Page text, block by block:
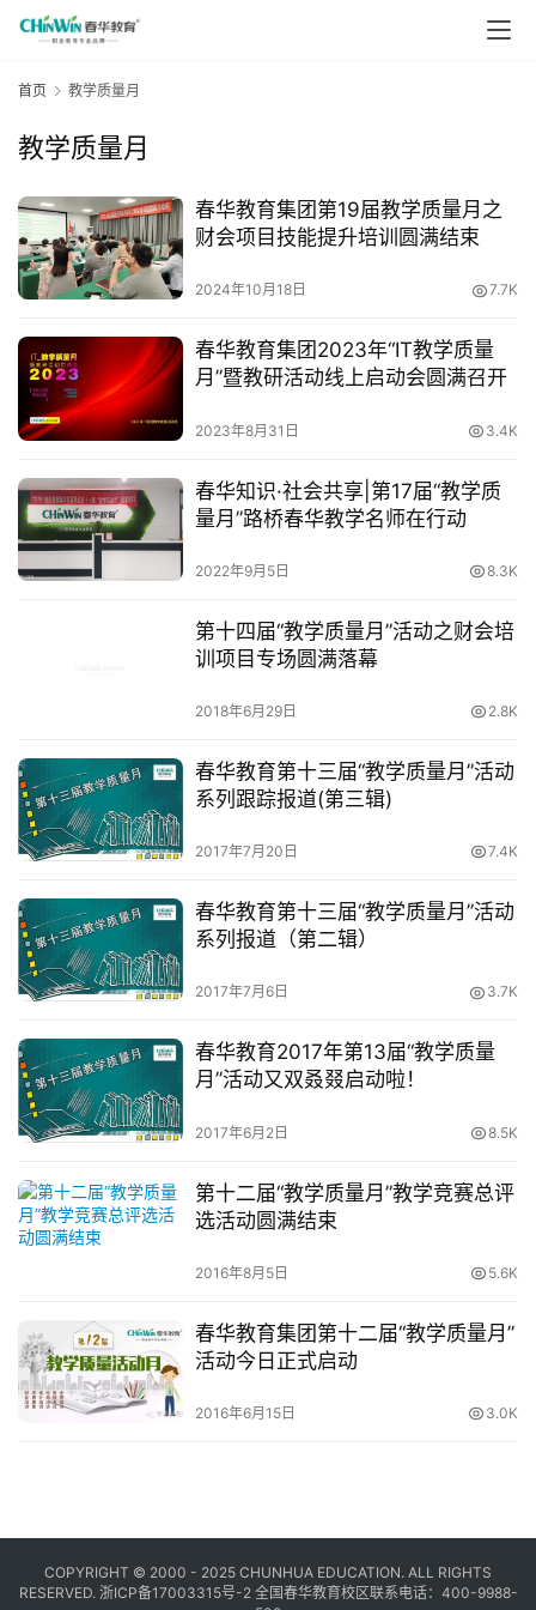
首页 教学质量月
教学质量月
春华教育集团第19届教学质量月之
财会项目技能提升培训圆满结束
2024年10月18日 7.7K
春华教育集团2023年“IT教学质量
月”暨教研活动线上启动会圆满召开
2023年8月31日 3.4K
春华知识·社会共享|第17届“教学质
量月”路桥春华教学名师在行动
2022年9月5日 8.3K
第十四届“教学质量月”活动之财会培
训项目专场圆满落幕
2018年6月29日 2.8K
春华教育第十三届“教学质量月”活动
系列跟踪报道(第三辑)
2017年7月20日 7.4K
春华教育第十三届“教学质量月”活动
系列报道（第二辑）
2017年7月6日 3.7K
春华教育2017年第13届“教学质量
月”活动又双叒叕启动啦！
2017年6月2日 8.5K
第十二届“教学质量月”教学竞赛总评
选活动圆满结束
2016年8月5日 5.6K
春华教育集团第十二届“教学质量月”
活动今日正式启动
2016年6月15日 3.0K
COPYRIGHT © 2000 - 2025 CHUNHUA EDUCATION. ALL RIGHTS
RESERVED. 浙ICP备17003315号-2全国春华教育校区联系电话：400-9988-